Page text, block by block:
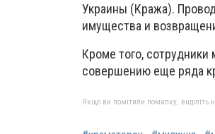
Украины (Кража).
имущества и
Кроме того,
совершению еще ряда
Якщо ви помітили помилку, виділіть